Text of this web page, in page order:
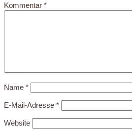
Kommentar *
Name *
E-Mail-Adresse *
Website